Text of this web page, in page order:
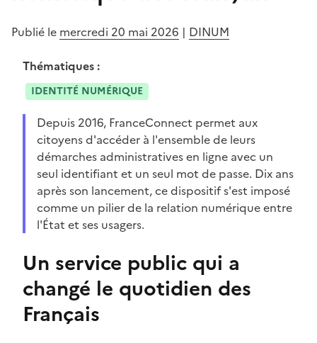
Publié le mercredi 20 mai 2026 | DINUM
Thématiques :
IDENTITÉ NUMÉRIQUE
Depuis 2016, FranceConnect permet aux
citoyens d'accéder à l'ensemble de leurs
démarches administratives en ligne avec un
seul identifiant et un seul mot de passe. Dix ans
après son lancement, ce dispositif s'est imposé
comme un pilier de la relation numérique entre
l'État et ses usagers.
Un service public qui a
changé le quotidien des
Français